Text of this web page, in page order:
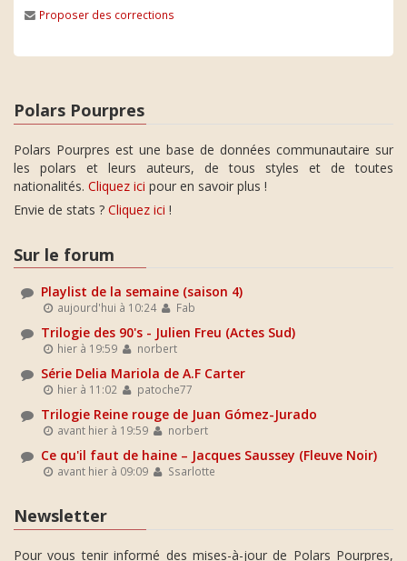
Proposer des corrections
Polars Pourpres
Polars Pourpres est une base de données communautaire sur
les polars et leurs auteurs, de tous styles et de toutes
nationalités. Cliquez ici pour en savoir plus !
Envie de stats ? Cliquez ici !
Sur le forum
Playlist de la semaine (saison 4)
aujourd'hui à 10:24 Fab
Trilogie des 90's - Julien Freu (Actes Sud)
hier à 19:59 norbert
Série Delia Mariola de A.F Carter
hier à 11:02 patoche77
Trilogie Reine rouge de Juan Gómez-Jurado
avant hier à 19:59 norbert
Ce qu'il faut de haine – Jacques Saussey (Fleuve Noir)
avant hier à 09:09 Ssarlotte
Newsletter
Pour vous tenir informé des mises-à-jour de Polars Pourpres,